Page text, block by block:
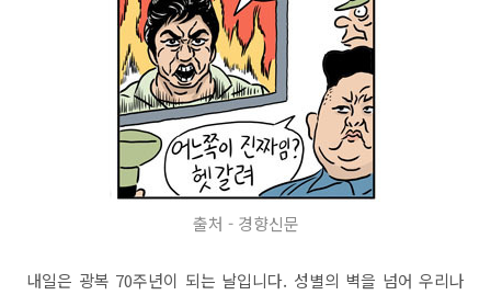
출처 - 경향신문
내일은 광복 70주년이 되는 날입니다. 성별의 벽을 넘어 우리나